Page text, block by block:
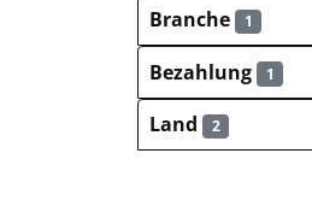
Branche 1
Bezahlung 1
Land 2